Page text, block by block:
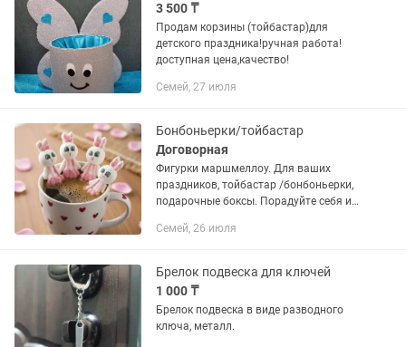
3 500 ₸
Продам корзины (тойбастар)для
детского праздника!ручная работа!
доступная цена,качество!
Семей, 27 июля
Бонбоньерки/тойбастар
Договорная
Фигурки маршмеллоу. Для ваших
праздников, тойбастар /бонбоньерки,
подарочные боксы. Порадуйте себя и
Семей, 26 июля
Брелок подвеска для ключей
1 000 ₸
Брелок подвеска в виде разводного
ключа, металл.